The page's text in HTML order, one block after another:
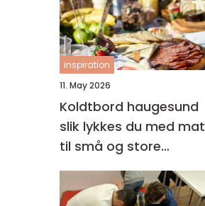
inspiration
11. May 2026
Koldtbord haugesund
slik lykkes du med mat
til små og store
anledninger